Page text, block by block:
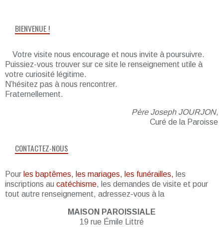
BIENVENUE !
Votre visite nous encourage et nous invite à poursuivre.
Puissiez-vous trouver sur ce site le renseignement utile à
votre curiosité légitime.
N’hésitez pas à nous rencontrer.
Fraternellement.
Père Joseph JOURJON,
Curé de la Paroisse
CONTACTEZ-NOUS
Pour les baptêmes, les mariages, les funérailles, les
inscriptions au catéchisme, les demandes de visite et pour
tout autre renseignement, adressez-vous à la
MAISON PAROISSIALE
19 rue Émile Littré